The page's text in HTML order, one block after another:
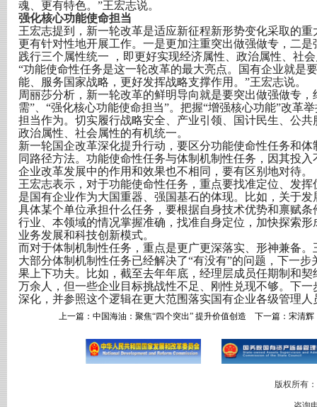
魂、更有特色。”王宏志说。
强化核心功能使命担当
王宏志提到，新一轮改革是适应新征程新形势变化采取的
更有针对性地开展工作。一是更加注重突出做强做专，二
践行三个属性统一 ，即更好实现经济属性、政治属性、社
“功能使命性任务是这一轮改革的最大亮点。国有企业就是
能、服务国家战略，更好发挥战略支撑作用。”王宏志说。
周丽莎分析，新一轮改革的鲜明导向就是要突出做强做专
需”、“强化核心功能使命担当”。把握“增强核心功能”改革
担当作为。切实履行战略安全、产业引领、国计民生、公
政治属性、社会属性的有机统一。
新一轮国企改革深化提升行动，要区分功能使命性任务和
同路径方法。功能使命性任务与体制机制性任务，因其投
企业改革发展中的作用和效果也不相同，要有区别地对待。
王宏志表示，对于功能使命性任务，重点要找准定位、发
是国有企业作为大国重器、强国基石的体现。比如，关于
具体某个单位承担什么任务，要根据自身技术优势和禀赋
行业、本领域的情况掌握准确，找准自身定位，加快探索
业务发展和科技创新模式。
而对于体制机制性任务，重点是更广更深落实、形神兼备
大部分体制机制性任务已经解决了“有没有”的问题，下一
果上下功夫。比如，截至去年年底，经理层成员任期制和
万余人，但一些企业目标挑战性不足、刚性兑现不够。下
深化，并参照这个逻辑在更大范围落实国有企业各级管理人
上一篇： 中国海油：聚焦“四个突出” 提升价值创造 下一篇： 宋清辉
版权所有